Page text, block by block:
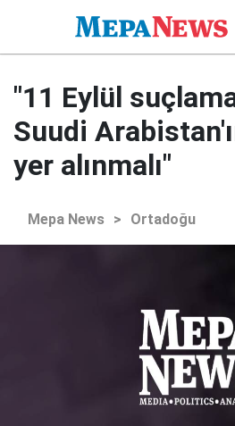
"11 Eylül
Suudi
yer alınmalı"
Mepa News > Ortadoğu